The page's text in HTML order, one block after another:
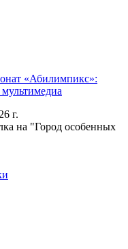
«Абилимпикс»:
г.
на "Город особенных